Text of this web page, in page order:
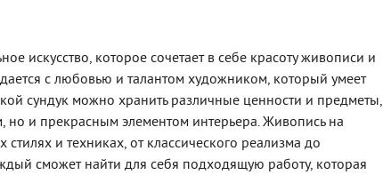
искусство, которое сочетает в себе красоту живописи и
с любовью и талантом художником, который умеет
сундук можно хранить различные ценности и предметы,
но и прекрасным элементом интерьера. Живопись на
и техниках, от классического реализма до
сможет найти для себя подходящую работу, которая